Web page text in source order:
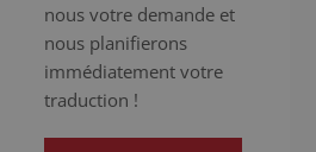
nous votre demande et
nous planifierons
immédiatement votre
traduction !